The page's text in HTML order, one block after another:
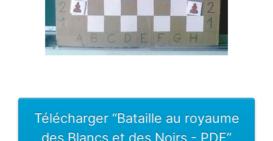
Télécharger “Bataille au royaume
des Blancs et des Noirs - PDF”